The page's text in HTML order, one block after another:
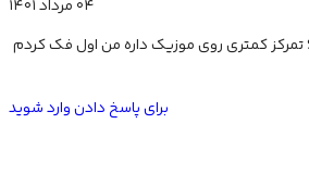
۰۴ مرداد ۱۴۰۱
به نظر میاد Sony LinkBuds تمرکز کمتری روی موزیک داره من اول فک کردم
برای پاسخ دادن وارد شوید